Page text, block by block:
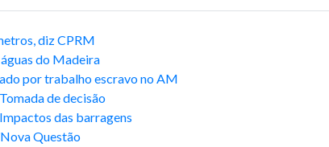
diz CPRM
do Madeira
por trabalho escravo no AM
de decisão
das barragens
Questão